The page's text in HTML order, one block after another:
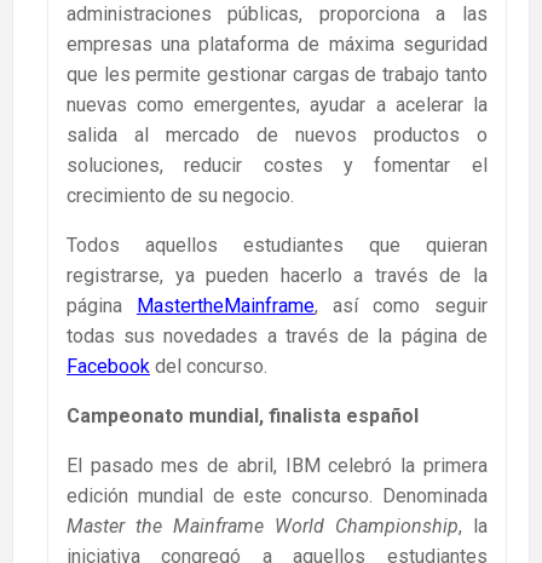
administraciones públicas, proporciona a las
empresas una plataforma de máxima seguridad
que les permite gestionar cargas de trabajo tanto
nuevas como emergentes, ayudar a acelerar la
salida al mercado de nuevos productos o
soluciones, reducir costes y fomentar el
crecimiento de su negocio.
Todos aquellos estudiantes que quieran
registrarse, ya pueden hacerlo a través de la
página MastertheMainframe, así como seguir
todas sus novedades a través de la página de
Facebook del concurso.
Campeonato mundial, finalista español
El pasado mes de abril, IBM celebró la primera
edición mundial de este concurso. Denominada
Master the Mainframe World Championship, la
iniciativa congregó a aquellos estudiantes